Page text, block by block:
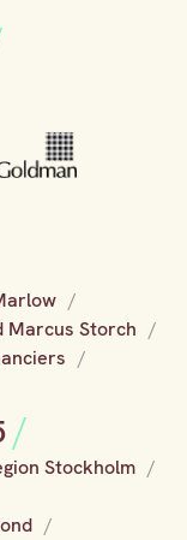
Marcus Storch
Stockholm